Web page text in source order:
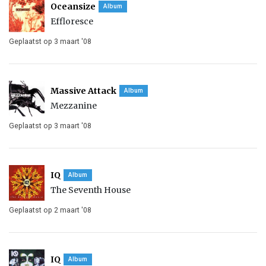
Oceansize Album
Effloresce
Geplaatst op 3 maart '08
Massive Attack Album
Mezzanine
Geplaatst op 3 maart '08
IQ Album
The Seventh House
Geplaatst op 2 maart '08
IQ Album